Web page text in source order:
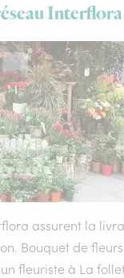
Interflora
assurent la
Bouquet de
fleuriste à La